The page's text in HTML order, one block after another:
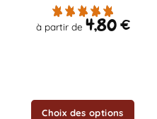
à partir de 4,80€
Choix des options
choisies